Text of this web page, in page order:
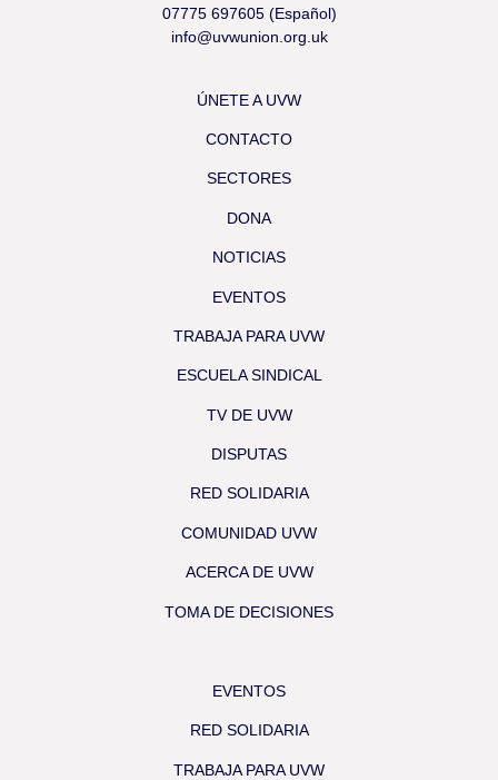
07775 697605 (Español)
info@uvwunion.org.uk
ÚNETE A UVW
CONTACTO
SECTORES
DONA
NOTICIAS
EVENTOS
TRABAJA PARA UVW
ESCUELA SINDICAL
TV DE UVW
DISPUTAS
RED SOLIDARIA
COMUNIDAD UVW
ACERCA DE UVW
TOMA DE DECISIONES
EVENTOS
RED SOLIDARIA
TRABAJA PARA UVW